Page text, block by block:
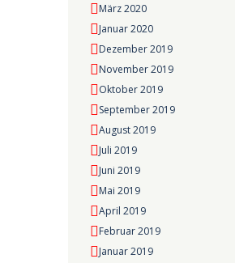
März 2020
Januar 2020
Dezember 2019
November 2019
Oktober 2019
September 2019
August 2019
Juli 2019
Juni 2019
Mai 2019
April 2019
Februar 2019
Januar 2019